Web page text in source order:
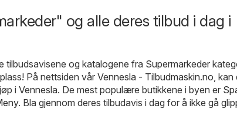
og alle deres tilbud i dag i
tilbudsavisene og katalogene fra Supermarkeder
På nettsiden vårVennesla - Tilbudmaskin.no ,
i Vennesla. De mest populære butikkene i byen er
. Bla gjennom deres tilbudavis i dag for å ikke gå